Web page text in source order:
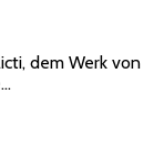
dem Werk von